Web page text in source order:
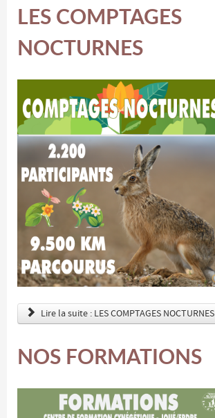
LES COMPTAGES
NOCTURNES
Lire la suite : LES COMPTAGES NOCTURNES
NOS FORMATIONS